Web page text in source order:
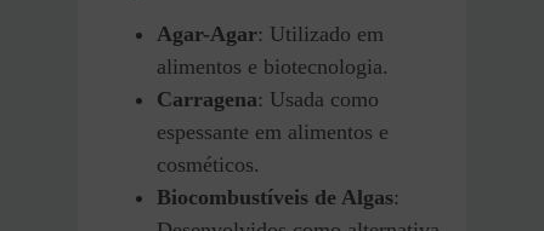
Agar-Agar: Utilizado em
alimentos e biotecnologia.
Carragena: Usada como
espessante em alimentos e
cosméticos.
Biocombustíveis de Algas: